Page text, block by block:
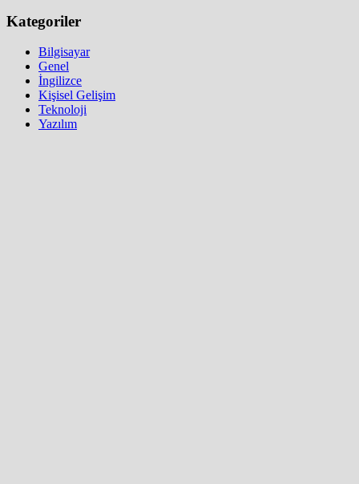
Kategoriler
Bilgisayar
Genel
İngilizce
Kişisel Gelişim
Teknoloji
Yazılım